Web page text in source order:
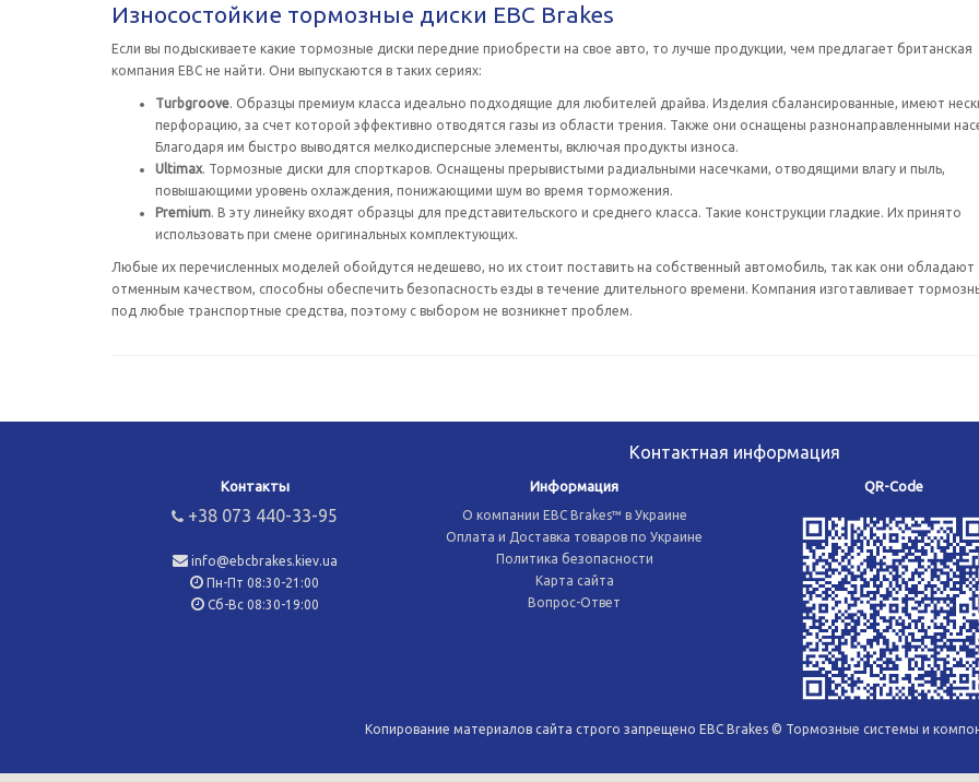
Износостойкие тормозные диски EBC Brakes
Если вы подыскиваете какие тормозные диски передние приобрести на свое авто, то лучше продукции, чем предлагает британская
компания ЕВС не найти. Они выпускаются в таких сериях:
Turbgroove. Образцы премиум класса идеально подходящие для любителей драйва. Изделия сбалансированные, имеют
перфорацию, за счет которой эффективно отводятся газы из области трения. Также они оснащены разнонаправленными
Благодаря им быстро выводятся мелкодисперсные элементы, включая продукты износа.
Ultimax. Тормозные диски для спорткаров. Оснащены прерывистыми радиальными насечками, отводящими влагу и пыль,
повышающими уровень охлаждения, понижающими шум во время торможения.
Premium. В эту линейку входят образцы для представительского и среднего класса. Такие конструкции гладкие. Их принято
использовать при смене оригинальных комплектующих.
Любые их перечисленных моделей обойдутся недешево, но их стоит поставить на собственный автомобиль, так как они обладают
отменным качеством, способны обеспечить безопасность езды в течение длительного времени. Компания изготавливает
под любые транспортные средства, поэтому с выбором не возникнет проблем.
Контактная информация
Контакты
+38 073 440-33-95
info@ebcbrakes.kiev.ua
Пн-Пт 08:30-21:00
Сб-Вс 08:30-19:00
Информация
О компании EBC Brakes™ в Украине
Оплата и Доставка товаров по Украине
Политика безопасности
Карта сайта
Вопрос-Ответ
QR-Code
Копирование материалов сайта строго запрещено EBC Brakes © Тормозные системы и